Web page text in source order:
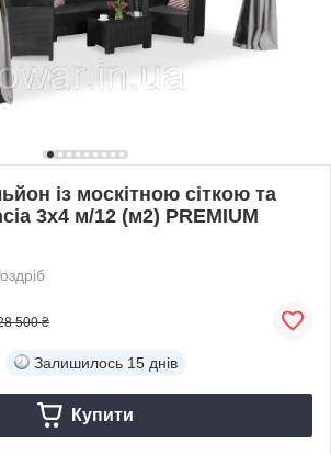
із москітною сіткою та
3x4 м/12 (м2) PREMIUM
500 ₴
Залишилось 15 днів
Купити